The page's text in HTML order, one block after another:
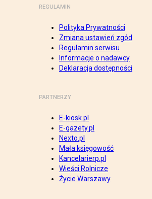
REGULAMIN
Polityka Prywatności
Zmiana ustawień zgód
Regulamin serwisu
Informacje o nadawcy
Deklaracja dostępności
PARTNERZY
E-kiosk.pl
E-gazety.pl
Nexto.pl
Mała księgowość
Kancelarierp.pl
Wieści Rolnicze
Życie Warszawy